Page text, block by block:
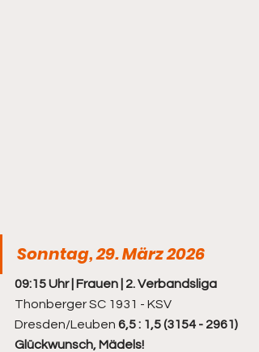
Sonntag, 29. März 2026
09:15 Uhr | Frauen | 2. Verbandsliga
Thonberger SC 1931 - KSV
Dresden/Leuben 6,5 : 1,5 (3154 - 2961)
Glückwunsch, Mädels!